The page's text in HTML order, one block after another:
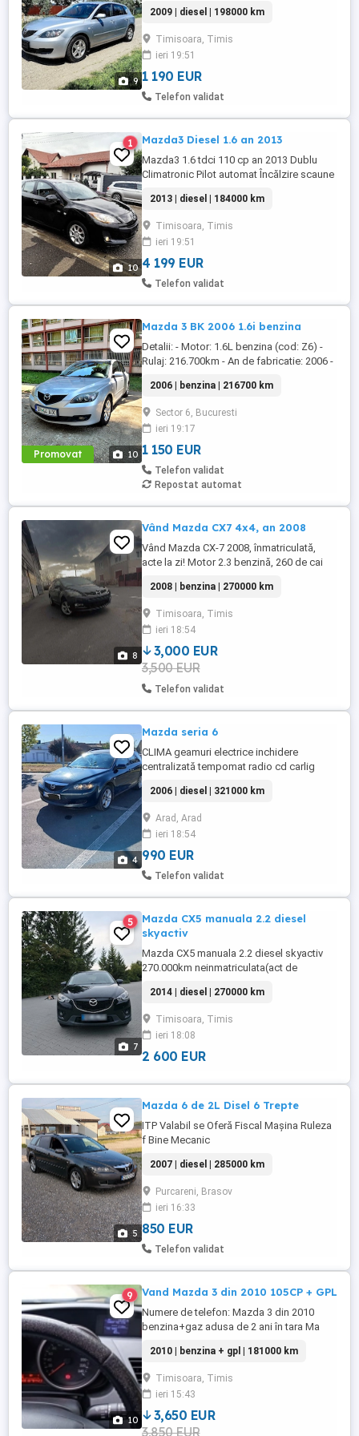
9
Geamuri electrice Oglinzi încălzite și
electrice Sistem audio Sistem isofix Jenti
Aluminiu
2009 | diesel | 198000 km
Timisoara, Timis
ieri 19:51
1 190 EUR
Telefon validat
10
1 Mazda3 Diesel 1.6 an 2013
Mazda3 1.6 tdci 110 cp an 2013 Dublu
Climatronic Pilot automat Încălzire scaune
încălzite și electrice Scaune reglabile
înălțime Cotieră față spate Comenzi volan
Volan reglabil Volan piele Sistem audio
Sistem isofix Senzori parcare Senzori
ploaie ...
2013 | diesel | 184000 km
Timisoara, Timis
ieri 19:51
4 199 EUR
Telefon validat
Promovat 10
Mazda 3 BK 2006 1.6i benzina
Detalii: - Motor: 1.6L benzina (cod: Z6) -
Rulaj: 216.700km - An de fabricatie: 2006 -
Culoare: Gri - Serie sasiu:
JMZBK14Z271511411 - Transmisie:
Manuala, 5 viteze - Pret: 1150 Dotari: -
Clima Aer conditionat - Computer de bord
- Geamuri electrice fata spate - ...
2006 | benzina | 216700 km
Sector 6, Bucuresti
ieri 19:17
1 150 EUR
Telefon validat
Repostat automat
8
Vând Mazda CX7 4x4, an 2008
Vând Mazda CX-7 2008, înmatriculată,
acte la zi! Motor 2.3 benzină, 260 de cai
manuală in 6 trepte Cruise control Keyless
go, keyless entry Senzori de parcare,
lumină Sistem audio Bose Interior piele,
fără rupturi! Reglaj electric șofer Comenzi
pe volan ...
2008 | benzina | 270000 km
Timisoara, Timis
ieri 18:54
3,000 EUR
3,500 EUR
Telefon validat
4
Mazda seria 6
CLIMA geamuri electrice inchidere
centralizată tempomat radio cd carlig
2006 | diesel | 321000 km
Arad, Arad
ieri 18:54
990 EUR
Telefon validat
7
5
Mazda CX5 manuala 2.2 diesel
skyactiv
Mazda CX5 manuala 2.2 diesel skyactiv
270.000km neinmatriculata(act de
Mazda Defecta chiulasa-
garnitura(presiune in sistemul de racire),
parbriz fisurat Masina functioneaza fara
zgomote la motor Pret fix 2.600 euro
2014 | diesel | 270000 km
Timisoara, Timis
ieri 18:08
2 600 EUR
5
Mazda 6 de 2L Disel 6 Trepte
ITP Valabil se Oferă Fiscal Mașina Ruleza
f Bine Mecanic
2007 | diesel | 285000 km
Purcareni, Brasov
ieri 16:33
850 EUR
Telefon validat
10
9 Vand Mazda 3 din 2010 105CP + GPL
Numere de telefon: Mazda 3 din 2010
benzina+gaz adusa de 2 ani în tara Ma
Hatchback 2010 Benzină + GPL omologat
Euro 5 Vând Mazda 3 hatchback, anul
2010, mașină fiabilă și economică, ideală
pentru oraș și drumuri lungi. Motor pe
benzină cu instalație GPL ...
2010 | benzina + gpl | 181000 km
Timisoara, Timis
ieri 15:43
3,650 EUR
3,850 EUR